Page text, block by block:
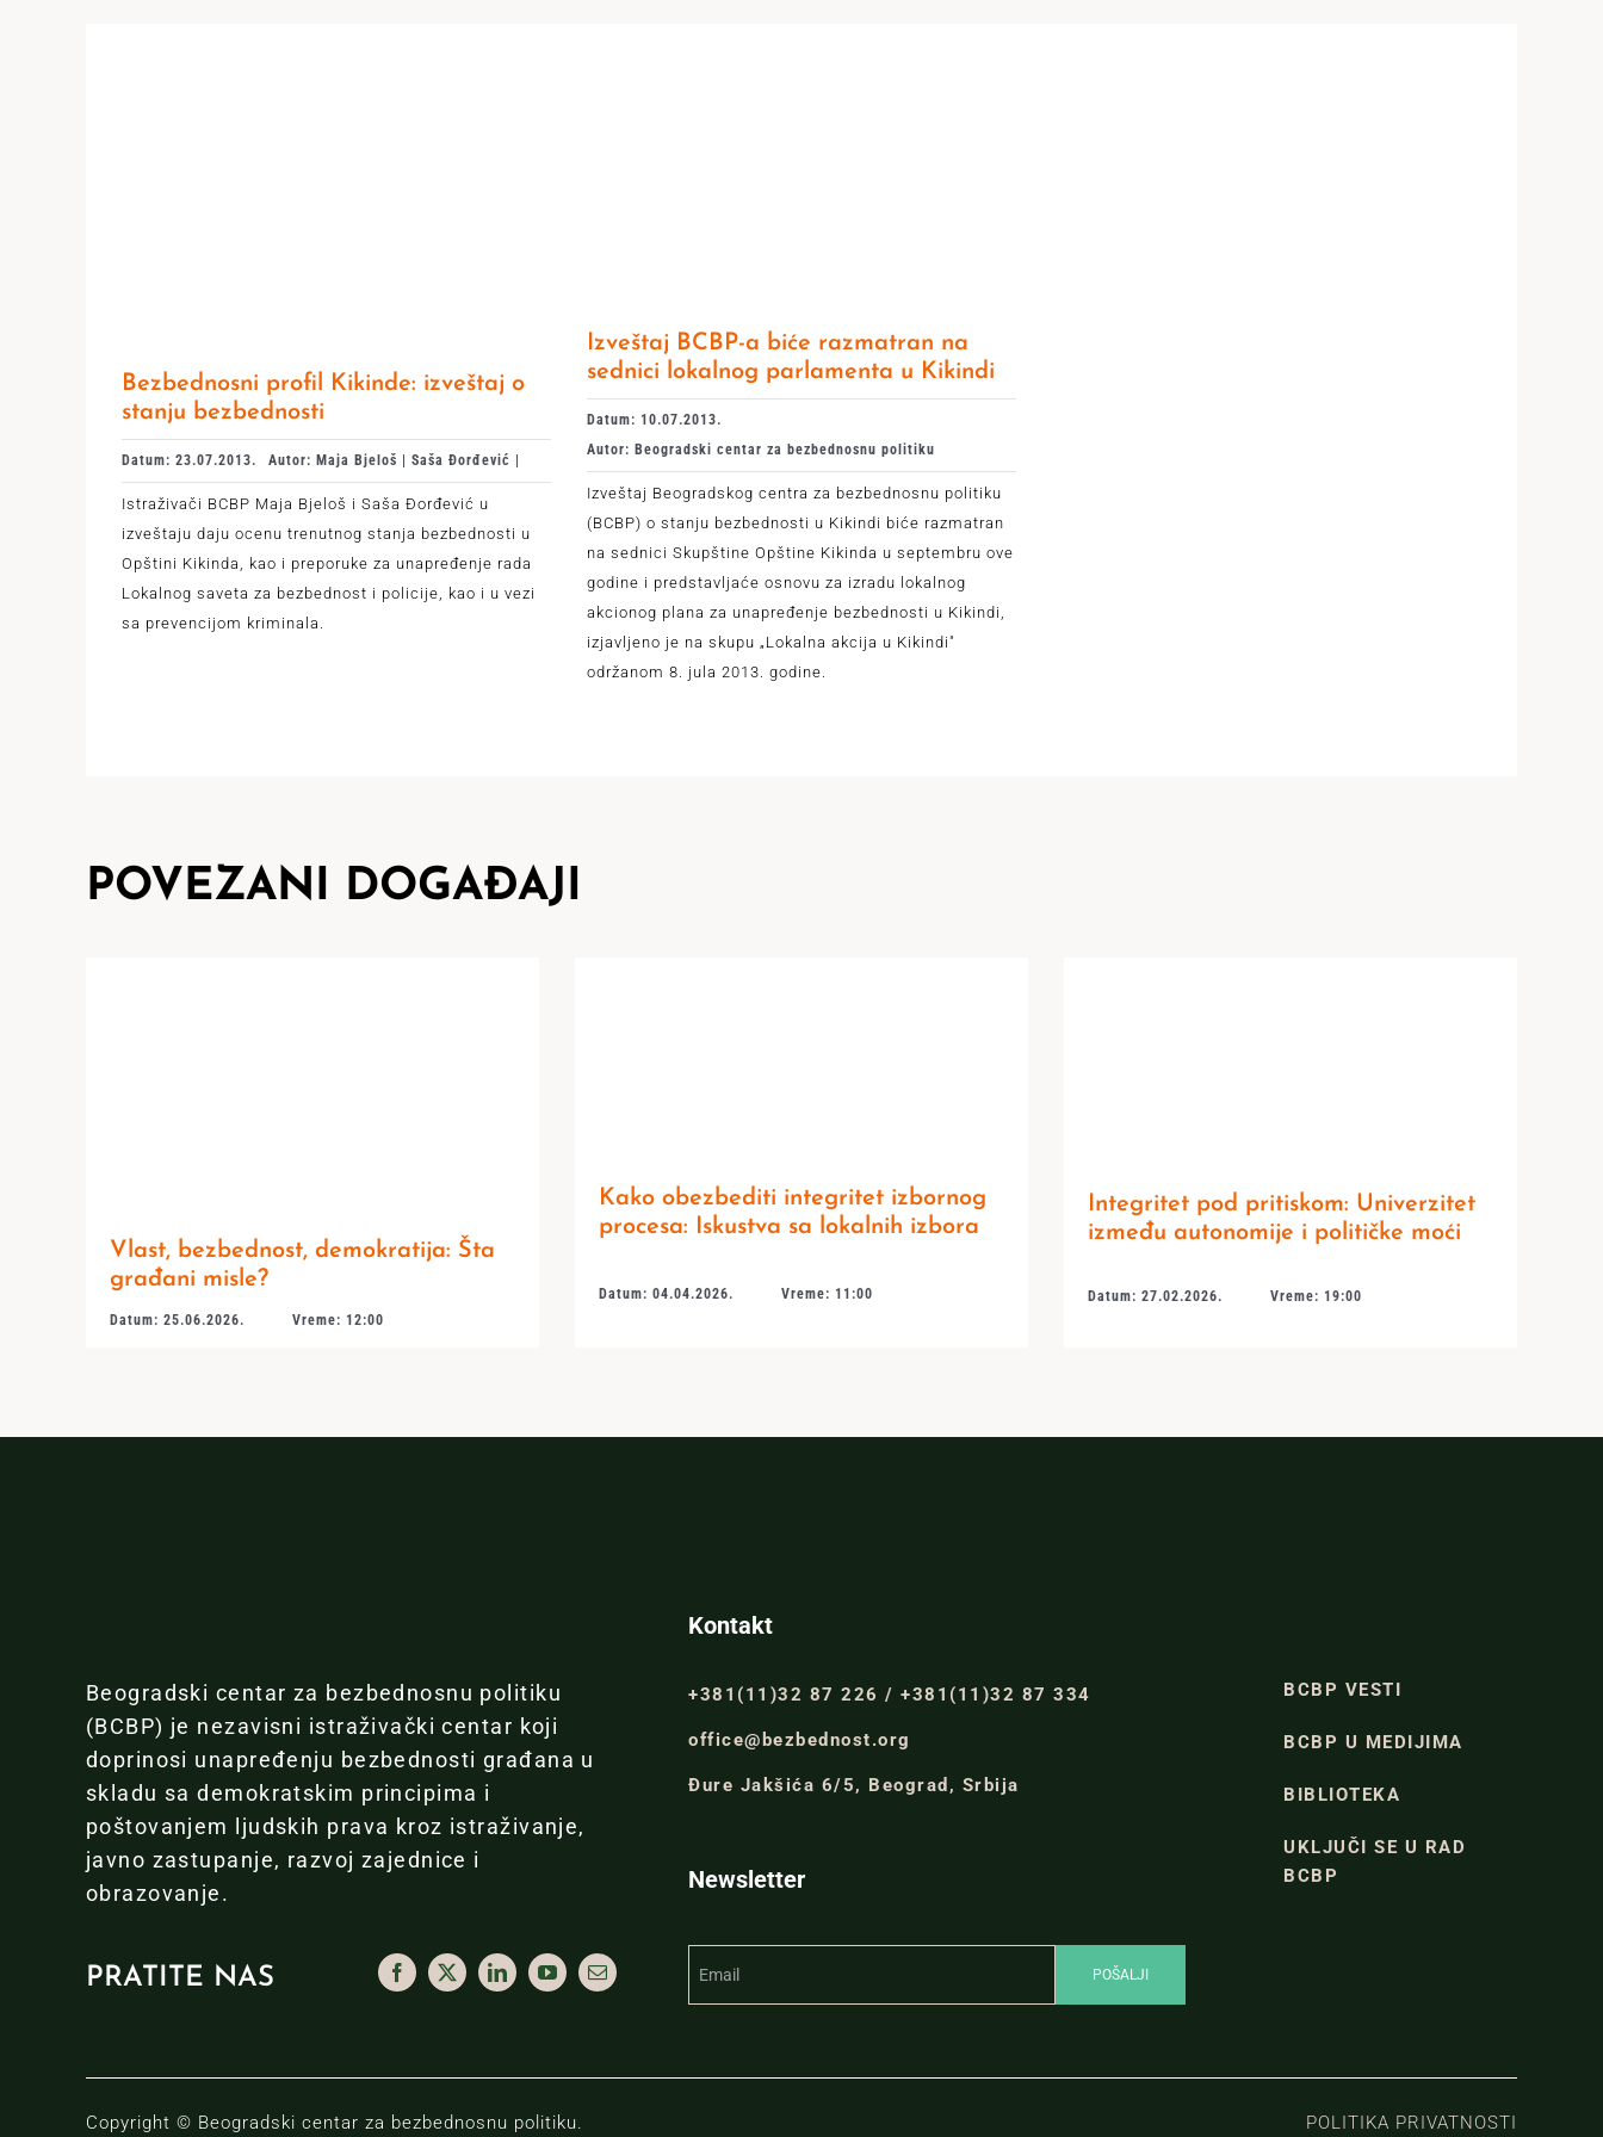
Bezbednosni profil Kikinde: izveštaj o
stanju bezbednosti
Datum: 23.07.2013. Autor: Maja Bjeloš | Saša Đorđević |
Istraživači BCBP Maja Bjeloš i Saša Đorđević u
izveštaju daju ocenu trenutnog stanja bezbednosti u
Opštini Kikinda, kao i preporuke za unapređenje rada
Lokalnog saveta za bezbednost i policije, kao i u vezi
sa prevencijom kriminala.
Izveštaj BCBP-a biće razmatran na
sednici lokalnog parlamenta u Kikindi
Datum: 10.07.2013.
Autor: Beogradski centar za bezbednosnu politiku
Izveštaj Beogradskog centra za bezbednosnu politiku
(BCBP) o stanju bezbednosti u Kikindi biće razmatran
na sednici Skupštine Opštine Kikinda u septembru ove
godine i predstavljaće osnovu za izradu lokalnog
akcionog plana za unapređenje bezbednosti u Kikindi,
izjavljeno je na skupu „Lokalna akcija u Kikindi"
održanom 8. jula 2013. godine.
POVEZANI DOGAĐAJI
Vlast, bezbednost, demokratija: Šta
građani misle?
Datum: 25.06.2026. Vreme: 12:00
Kako obezbediti integritet izbornog
procesa: Iskustva sa lokalnih izbora
Datum: 04.04.2026. Vreme: 11:00
Integritet pod pritiskom: Univerzitet
između autonomije i političke moći
Datum: 27.02.2026. Vreme: 19:00
Beogradski centar za bezbednosnu politiku
(BCBP) je nezavisni istraživački centar koji
doprinosi unapređenju bezbednosti građana u
skladu sa demokratskim principima i
poštovanjem ljudskih prava kroz istraživanje,
javno zastupanje, razvoj zajednice i
obrazovanje.
PRATITE NAS
Kontakt
+381(11)32 87 226 / +381(11)32 87 334
office@bezbednost.org
Đure Jakšića 6/5, Beograd, Srbija
Newsletter
BCBP VESTI
BCBP U MEDIJIMA
BIBLIOTEKA
UKLJUČI SE U RAD
BCBP
Copyright © Beogradski centar za bezbednosnu politiku. POLITIKA PRIVATNOSTI